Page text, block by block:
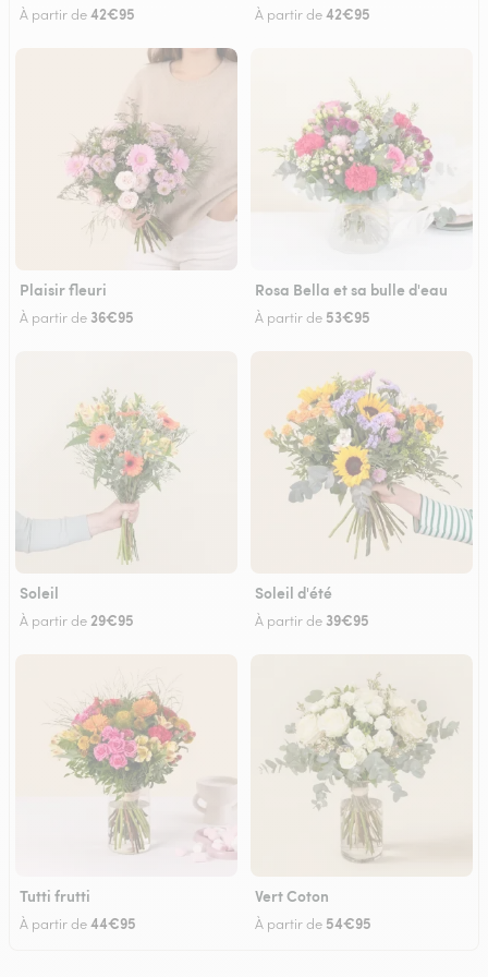
À partir de42€95 À partir de42€95
Plaisir fleuri
À partir de 36€95
Rosa Bella et sa bulle d'eau
À partir de 53€95
Soleil
À partir de29€95
Soleil d'été
À partir de 39€95
Tutti frutti
À partir de44€95
Vert Coton
À partir de 54€95